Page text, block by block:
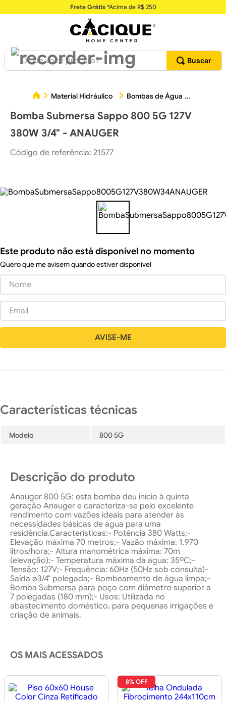
Frete Grátis*Acima de R$ 250
O que você procura?
Material Hidráulico Bombas de Água
Bomba Submersa Sappo 800 5G 127V
380W 3/4" - ANAUGER
Código de referência: 21577
Este produto não está disponível no momento
Quero que me avisem quando estiver disponível
Modelo 800 5G
Descrição do produto
Anauger 800 5G: esta bomba deu início à quinta
geração Anauger e caracteriza-se pelo excelente
rendimento com vazões ideais para atender às
necessidades básicas de água para uma
residência.Características:- Potência 380 Watts;-
Elevação máxima 70 metros;- Vazão máxima: 1.970
litros/hora;- Altura manométrica máxima: 70m
(elevação);- Temperatura máxima da água: 35ºC;-
Tensão: 127V;- Frequência: 60Hz (50Hz sob consulta)-
Saída ø3/4" polegada;- Bombeamento de água limpa;-
Bomba Submersa para poço com diâmetro superior a
7 polegadas (180 mm);- Usos: Utilizada no
abastecimento doméstico, para pequenas irrigações e
criação de animais.
OS MAIS ACESSADOS
8% OFF